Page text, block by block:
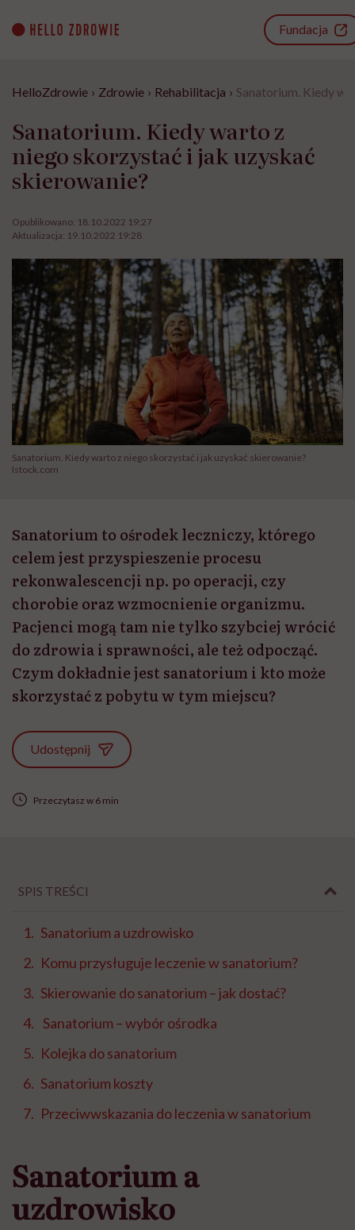
content
Fundacja
HelloZdrowie › Zdrowie › Rehabilitacja › Sanatorium. Kiedy
Sanatorium. Kiedy warto z
niego skorzystać i jak uzyskać
skierowanie?
Opublikowano: 18.10.2022 19:27
Aktualizacja: 19.10.2022 19:28
Sanatorium. Kiedy warto z niego skorzystać i jak uzyskać skierowanie?
Istock.com
Sanatorium to ośrodek leczniczy, którego
celem jest przyspieszenie procesu
rekonwalescencji np. po operacji, czy
chorobie oraz wzmocnienie organizmu.
Pacjenci mogą tam nie tylko szybciej wrócić
do zdrowia i sprawności, ale też odpocząć.
Czym dokładnie jest sanatorium i kto może
skorzystać z pobytu w tym miejscu?
Udostępnij
Przeczytasz w 6 min
SPIS TREŚCI
Sanatorium a uzdrowisko
Komu przysługuje leczenie w sanatorium?
Skierowanie do sanatorium – jak dostać?
Sanatorium – wybór ośrodka
Kolejka do sanatorium
Sanatorium koszty
Przeciwwskazania do leczenia w sanatorium
Sanatorium a
uzdrowisko